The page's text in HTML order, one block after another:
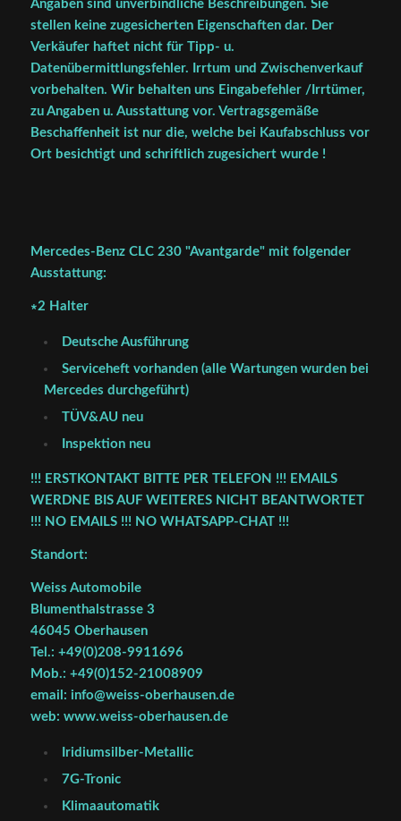
Angaben sind unverbindliche Beschreibungen. Sie
stellen keine zugesicherten Eigenschaften dar. Der
Verkäufer haftet nicht für Tipp- u.
Datenübermittlungsfehler. Irrtum und Zwischenverkauf
vorbehalten. Wir behalten uns Eingabefehler /Irrtümer,
zu Angaben u. Ausstattung vor. Vertragsgemäße
Beschaffenheit ist nur die, welche bei Kaufabschluss vor
Ort besichtigt und schriftlich zugesichert wurde !
Mercedes-Benz CLC 230 "Avantgarde" mit folgender
Ausstattung:
∗2 Halter
Deutsche Ausführung
Serviceheft vorhanden (alle Wartungen wurden bei
Mercedes durchgeführt)
TÜV&AU neu
Inspektion neu
!!! ERSTKONTAKT BITTE PER TELEFON !!! EMAILS
WERDNE BIS AUF WEITERES NICHT BEANTWORTET
!!! NO EMAILS !!! NO WHATSAPP-CHAT !!!
Standort:
Weiss Automobile
Blumenthalstrasse 3
46045 Oberhausen
Tel.: +49(0)208-9911696
Mob.: +49(0)152-21008909
email: info@weiss-oberhausen.de
web: www.weiss-oberhausen.de
Iridiumsilber-Metallic
7G-Tronic
Klimaautomatik